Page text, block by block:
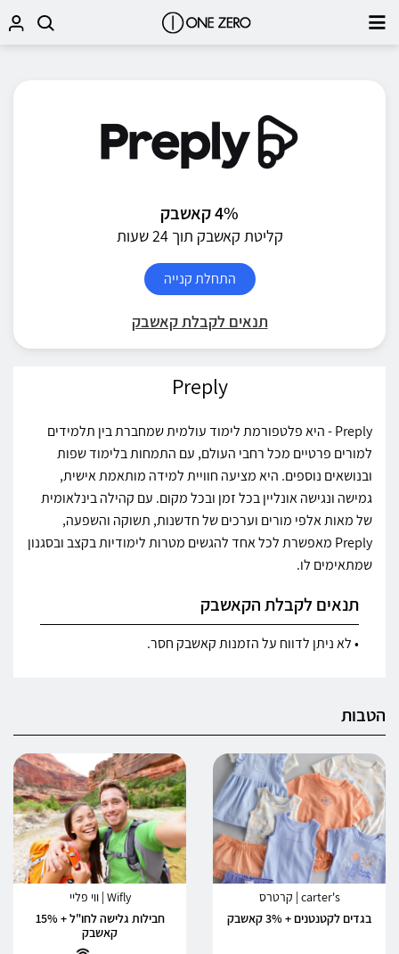
4% קאשבק
קליטת קאשבק תוך 24 שעות
התחלת קנייה
תנאים לקבלת קאשבק
Preply
Preply - היא פלטפורמת לימוד עולמית שמחברת בין תלמידים
למורים פרטיים מכל רחבי העולם, עם התמחות בלימוד שפות
ובנושאים נוספים. היא מציעה חוויית למידה מותאמת אישית,
גמישה ונגישה אונליין בכל זמן ובכל מקום. עם קהילה בינלאומית
של מאות אלפי מורים וערכים של חדשנות, תשוקה והשפעה,
Preply מאפשרת לכל אחד להגשים מטרות לימודיות בקצב ובסגנון
שמתאימים לו.
תנאים לקבלת הקאשבק
• לא ניתן לדווח על הזמנות קאשבק חסר.
הטבות
carter's | קרטרס
בגדים לקטנטנים + 3% קאשבק
Wifly | ווי פליי
חבילות גלישה לחו"ל + 15%
קאשבק